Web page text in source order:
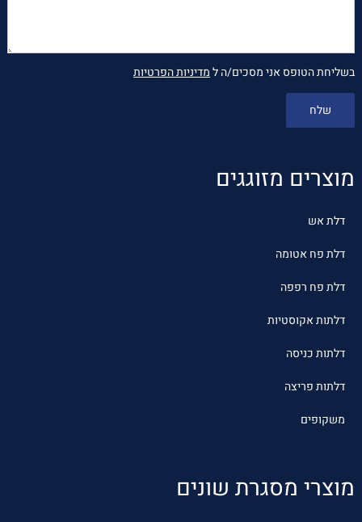
בשליחת הטופס אני מסכים/ה למדיניות הפרטיות
מוצרים מזוגגים
דלת אש
דלת פח אטומה
דלת פח רפפה
דלתות אקוסטיות
דלתות כניסה
דלתות פריצה
משקופים
מוצרי מסגרת שונים